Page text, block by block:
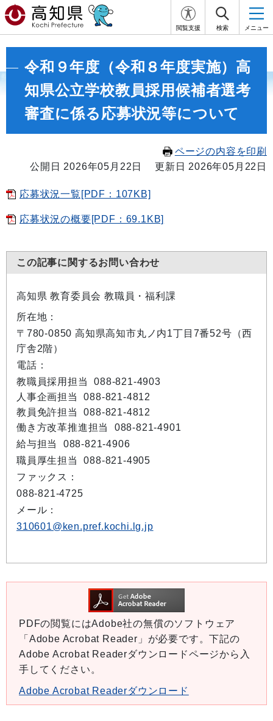
閲覧支援 検索 メニュー
令和９年度（令和８年度実施）高
知県公立学校教員採用候補者選考
審査に係る応募状況等について
ページの内容を印刷
公開日 2026年05月22日
更新日 2026年05月22日
応募状況一覧[PDF：107KB]
応募状況の概要[PDF：69.1KB]
この記事に関するお問い合わせ
高知県 教育委員会 教職員・福利課
所在地：
〒780-0850 高知県高知市丸ノ内1丁目7番52号（西
庁舎2階）
電話：
教職員採用担当 088-821-4903
人事企画担当 088-821-4812
教員免許担当 088-821-4812
働き方改革推進担当 088-821-4901
給与担当 088-821-4906
職員厚生担当 088-821-4905
ファックス：
088-821-4725
メール：
310601@ken.pref.kochi.lg.jp
PDFの閲覧にはAdobe社の無償のソフトウェア
「Adobe Acrobat Reader」が必要です。下記の
Adobe Acrobat Readerダウンロードページから入
手してください。
Adobe Acrobat Readerダウンロード